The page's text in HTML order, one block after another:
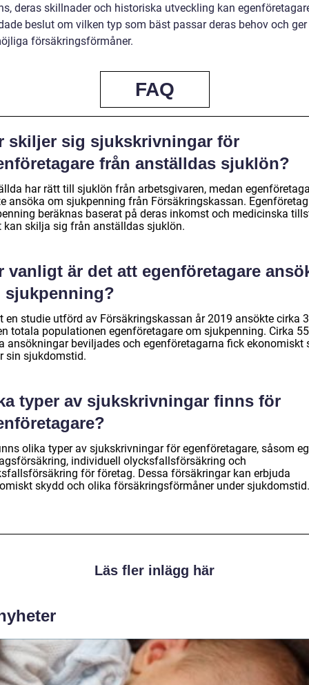
deras skillnader och historiska utveckling kan
beslut om vilken typ som bäst passar deras behov och
försäkringsförmåner.
FAQ
skiljer sig sjukskrivningar för
från anställdas sjuklön?
har rätt till sjuklön från arbetsgivaren, medan
ansöka om sjukpenning från Försäkringskassan.
beräknas baserat på deras inkomst och medicinska
kan skilja sig från anställdas sjuklön.
vanligt är det att egenföretagare
sjukpenning?
en studie utförd av Försäkringskassan år 2019 ansökte cirka
totala populationen egenföretagare om sjukpenning. Cirka
ansökningar beviljades och egenföretagarna fick ekonomiskt
sin sjukdomstid.
typer av sjukskrivningar finns för
olika typer av sjukskrivningar för egenföretagare, såsom
individuell olycksfallsförsäkring och
för företag. Dessa försäkringar kan erbjuda
skydd och olika försäkringsförmåner under sjukdomstid.
Läs fler inlägg här